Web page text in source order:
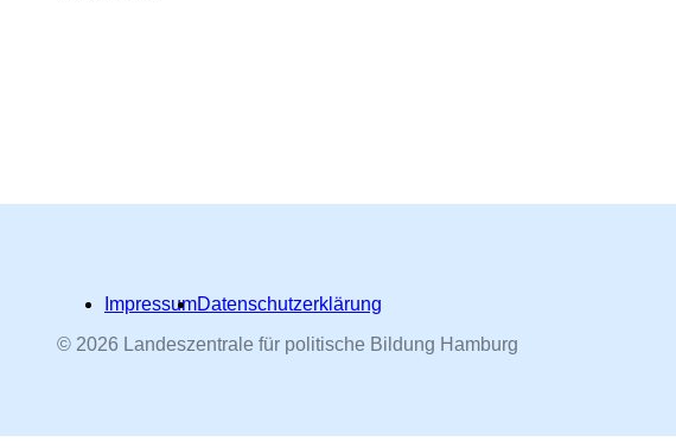
ImpressumDatenschutzerklärung
© 2026 Landeszentrale für politische Bildung Hamburg